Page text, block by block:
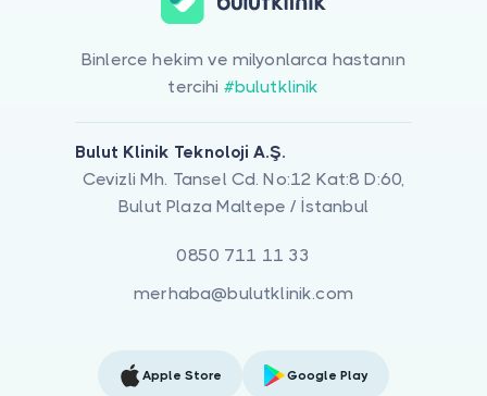
Binlerce hekim ve milyonlarca hastanın
tercihi #bulutklinik
Bulut Klinik Teknoloji A.Ş.
Cevizli Mh. Tansel Cd. No:12 Kat:8 D:60,
Bulut Plaza Maltepe / İstanbul
0850 711 11 33
merhaba@bulutklinik.com
Apple Store Google Play